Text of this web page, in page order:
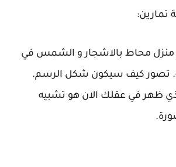
تمارين:
منزل محاط بالاشجار و الشمس في
تصور كيف سيكون شكل الرسم.
ظهر في عقلك الان هو تشبيه